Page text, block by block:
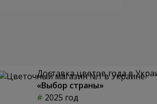
Доставка цветов года в
«Выбор страны»
2025 год